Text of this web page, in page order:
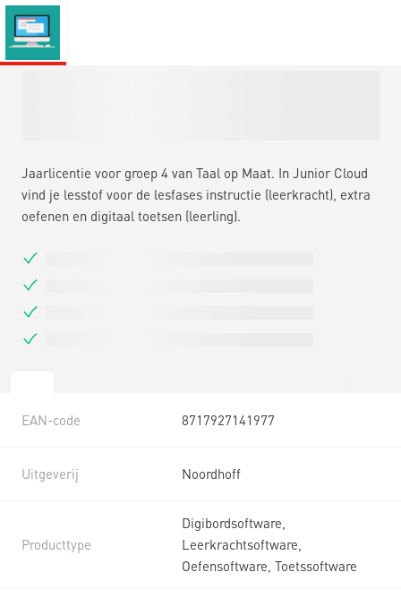
Jaarlicentie voor groep 4 van Taal op Maat. In Junior Cloud
vind je lesstof voor de lesfases instructie (leerkracht), extra
oefenen en digitaal toetsen (leerling).
EAN-code 8717927141977
Uitgeverij Noordhoff
Producttype
Digibordsoftware,
Leerkrachtsoftware,
Oefensoftware, Toetssoftware